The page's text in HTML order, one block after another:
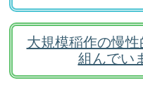
大規模稲作の慢
組んでい